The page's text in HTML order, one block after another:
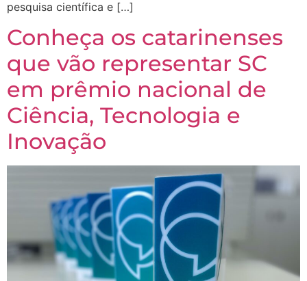
pesquisa científica e […]
Conheça os catarinenses
que vão representar SC
em prêmio nacional de
Ciência, Tecnologia e
Inovação